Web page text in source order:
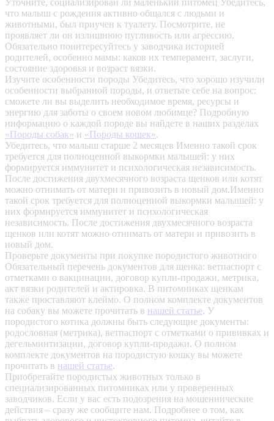
Уточните, социализирован ли маленький питомец Убедитесь,
что малыш с рождения активно общался с людьми и
животными, был приучен к туалету. Посмотрите, не
проявляет ли он излишнюю пугливость или агрессию.
Обязательно поинтересуйтесь у заводчика историей
родителей, особенно мамы: каков их темперамент, заслуги,
состояние здоровья и возраст вязки.
Изучите особенности породы Убедитесь, что хорошо изучили
особенности выбранной породы, и ответьте себе на вопрос:
сможете ли вы выделить необходимое время, ресурсы и
энергию для заботы о своем новом любимце? Подробную
информацию о каждой породе вы найдете в наших разделах
«Породы собак» и «Породы кошек».
Убедитесь, что малыш старше 2 месяцев Именно такой срок
требуется для полноценной выкормки малышей: у них
формируется иммунитет и психологическая независимость.
После достижения двухмесячного возраста щенков или котят
можно отнимать от матери и привозить в новый дом.Именно
такой срок требуется для полноценной выкормки малышей: у
них формируется иммунитет и психологическая
независимость. После достижения двухмесячного возраста
щенков или котят можно отнимать от матери и привозить в
новый дом.
Проверьте документы при покупке породистого животного
Обязательный перечень документов для щенка: ветпаспорт с
отметками о вакцинации, договор купли-продажи, метрика,
акт вязки родителей и актировка. В питомниках щенкам
также проставляют клеймо. О полном комплекте документов
на собаку вы можете прочитать в нашей статье. У
породистого котика должны быть следующие документы:
родословная (метрика), ветпаспорт с отметками о прививках и
дегельминтизации, договор купли-продажи. О полном
комплекте документов на породистую кошку вы можете
прочитать в нашей статье.
Приобретайте породистых животных только в
специализированных питомниках или у проверенных
заводчиков. Если у вас есть подозрения на мошеннические
действия – сразу же сообщите нам. Подробнее о том, как